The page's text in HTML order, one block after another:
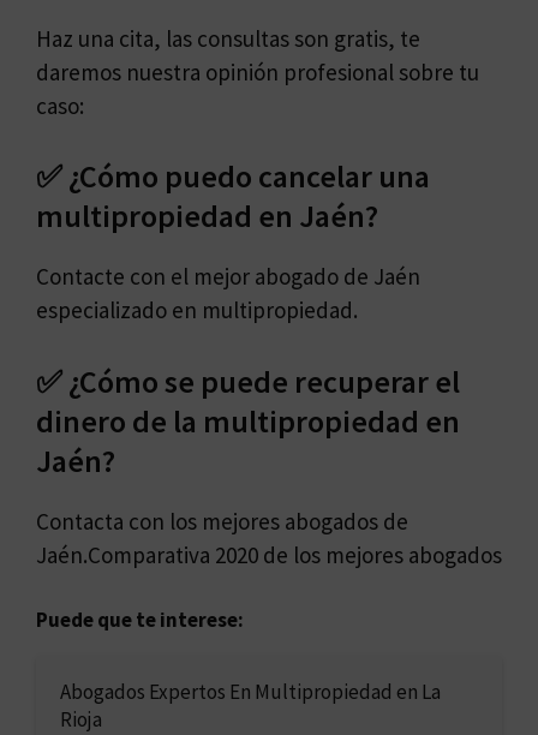
Haz una cita, las consultas son gratis, te
daremos nuestra opinión profesional sobre tu
caso:
✅ ¿Cómo puedo cancelar una
multipropiedad en Jaén?
Contacte con el mejor abogado de Jaén
especializado en multipropiedad.
✅ ¿Cómo se puede recuperar el
dinero de la multipropiedad en
Jaén?
Contacta con los mejores abogados de
Jaén.Comparativa 2020 de los mejores abogados
Puede que te interese:
Abogados Expertos En Multipropiedad en La
Rioja